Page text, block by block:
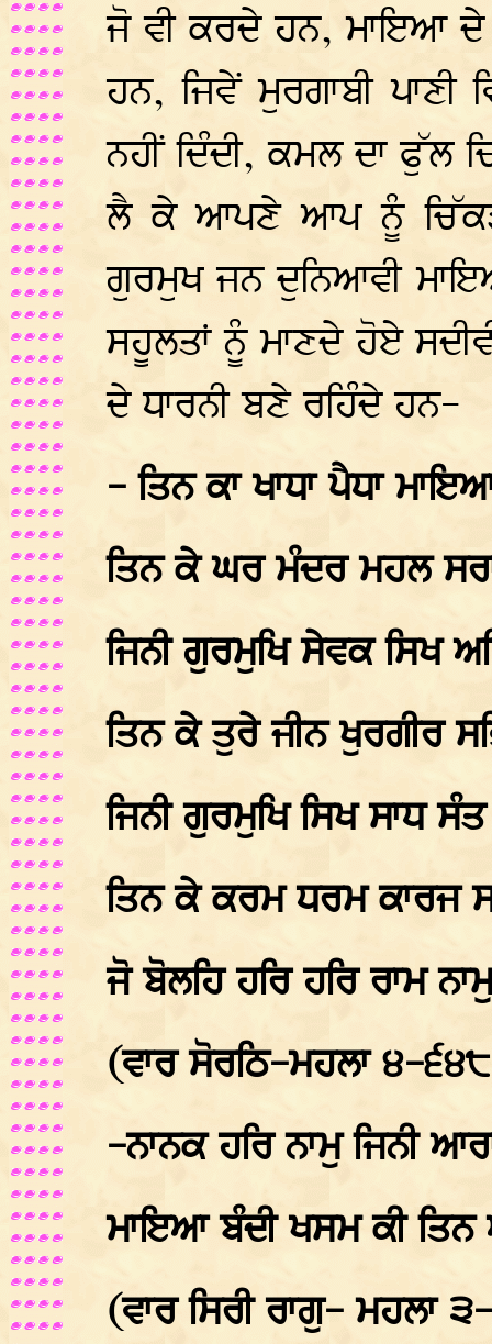
ਜੋ ਵੀ ਕਰਦੇ ਹਨ, ਮਾਇਆ ਦੇ
ਹਨ, ਜਿਵੇਂ ਮੁਰਗਾਬੀ ਪਾਣੀ
ਨਹੀਂ ਦਿੰਦੀ, ਕਮਲ ਦਾ ਫੁੱਲ
ਲੈ ਕੇ ਆਪਣੇ ਆਪ ਨੂੰ
ਗੁਰਮੁਖ ਜਨ ਦੁਨਿਆਵੀ
ਸਹੂਲਤਾਂ ਨੂੰ ਮਾਣਦੇ ਹੋਏ
ਦੇ ਧਾਰਨੀ ਬਣੇ ਰਹਿੰਦੇ ਹਨ-
- ਤਿਨ ਕਾ ਖਾਧਾ ਪੈਧਾ
ਤਿਨ ਕੇ ਘਰ ਮੰਦਰ ਮਹਲ
ਜਿਨੀ ਗੁਰਮੁਖਿ ਸੇਵਕ ਸਿਖ
ਤਿਨ ਕੇ ਤੁਰੇ ਜੀਨ ਖੁਰਗੀਰ
ਜਿਨੀ ਗੁਰਮੁਖਿ ਸਿਖ ਸਾਧ
ਤਿਨ ਕੇ ਕਰਮ ਧਰਮ ਕਾਰਜ
ਜੋ ਬੋਲਹਿ ਹਰਿ ਹਰਿ ਰਾਮ
(ਵਾਰ ਸੋਰਠਿ-ਮਹਲਾ ੪-
-ਨਾਨਕ ਹਰਿ ਨਾਮੁ ਜਿਨੀ
ਮਾਇਆ ਬੰਦੀ ਖਸਮ ਕੀ ਤਿਨ
(ਵਾਰ ਸਿਰੀ ਰਾਗੁ- ਮਹਲਾ